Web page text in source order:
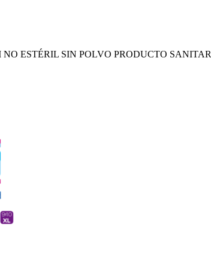
ESTÉRIL SIN POLVO PRODUCTO